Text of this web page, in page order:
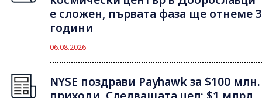
е сложен, първата фаза ще отнеме 3
години
06.08.2026
NYSE поздрави Payhawk за $100 млн.